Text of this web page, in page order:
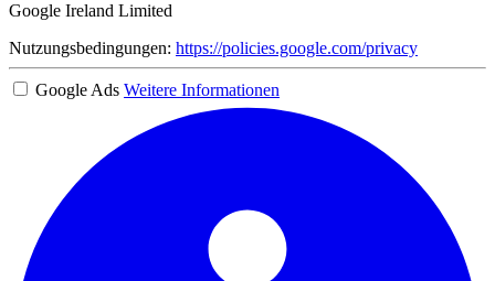
Google Ireland Limited
Nutzungsbedingungen: https://policies.google.com/privacy
Google Ads Weitere Informationen